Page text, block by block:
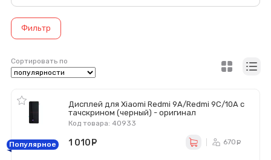
Фильтр
Сортировать по
Дисплей для Xiaomi Redmi 9A/Redmi 9C/10A с
тачскрином (черный) - оригинал
Код товара: 40933
Популярное 1 010 670